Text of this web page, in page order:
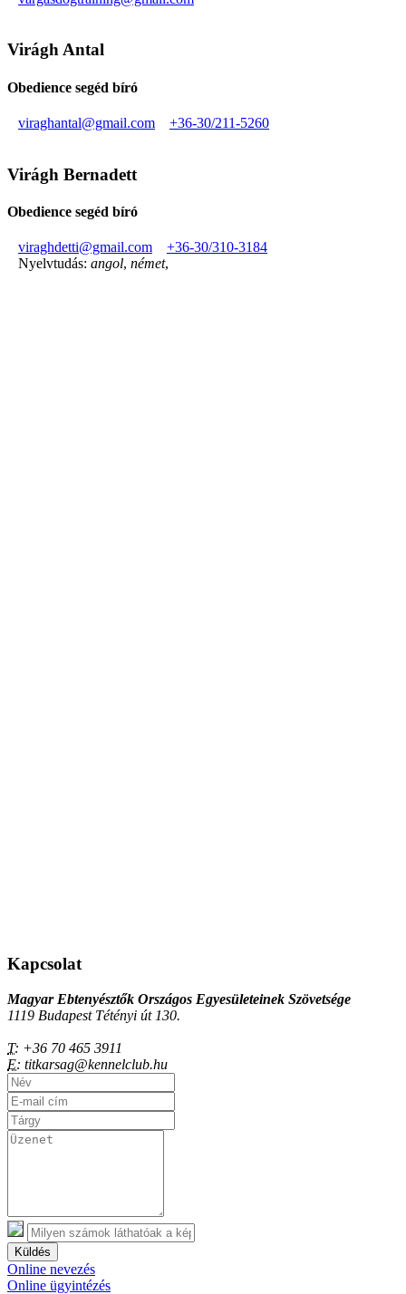
Virágh Antal
Obedience segéd bíró
viraghantal@gmail.com +36-30/211-5260
Virágh Bernadett
Obedience segéd bíró
viraghdetti@gmail.com
+36-30/310-3184
Nyelvtudás: angol, német,
Kapcsolat
Magyar Ebtenyésztők Országos Egyesületeinek Szövetsége
1119 Budapest Tétényi út 130.
T: +36 70 465 3911
E: titkarsag@kennelclub.hu
Küldés
Online nevezés
Online ügyintézés